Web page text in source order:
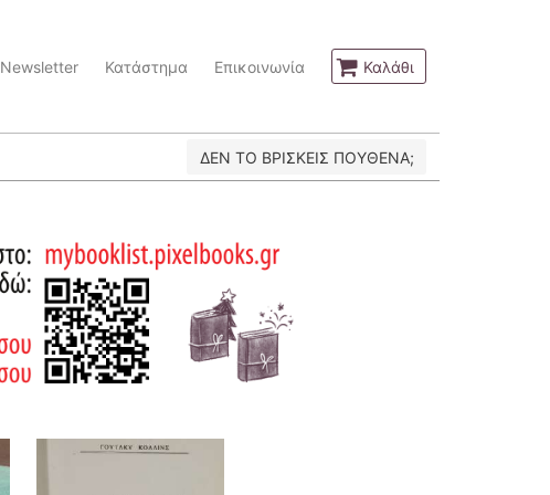
Newsletter Κατάστημα Επικοινωνία Καλάθι
ΔΕΝ ΤΟ ΒΡΙΣΚΕΙΣ ΠΟΥΘΕΝΑ;